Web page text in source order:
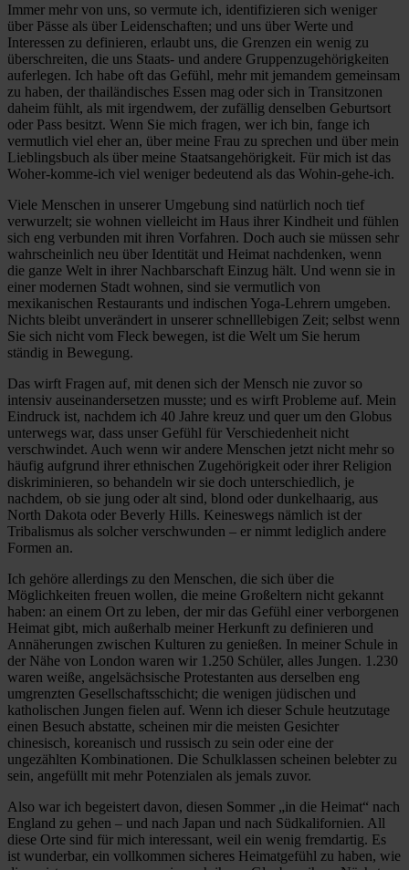
Immer mehr von uns, so vermute ich, identifizieren sich weniger
über Pässe als über Leidenschaften; und uns über Werte und
Interessen zu definieren, erlaubt uns, die Grenzen ein wenig zu
überschreiten, die uns Staats- und andere Gruppenzugehörigkeiten
auferlegen. Ich habe oft das Gefühl, mehr mit jemandem gemeinsam
zu haben, der thailändisches Essen mag oder sich in Transitzonen
daheim fühlt, als mit irgendwem, der zufällig denselben Geburtsort
oder Pass besitzt. Wenn Sie mich fragen, wer ich bin, fange ich
vermutlich viel eher an, über meine Frau zu sprechen und über mein
Lieblingsbuch als über meine Staatsangehörigkeit. Für mich ist das
Woher-komme-ich viel weniger bedeutend als das Wohin-gehe-ich.
Viele Menschen in unserer Umgebung sind natürlich noch tief
verwurzelt; sie wohnen vielleicht im Haus ihrer Kindheit und fühlen
sich eng verbunden mit ihren Vorfahren. Doch auch sie müssen sehr
wahrscheinlich neu über Identität und Heimat nachdenken, wenn
die ganze Welt in ihrer Nachbarschaft Einzug hält. Und wenn sie in
einer modernen Stadt wohnen, sind sie vermutlich von
mexikanischen Restaurants und indischen Yoga-Lehrern umgeben.
Nichts bleibt unverändert in unserer schnelllebigen Zeit; selbst wenn
Sie sich nicht vom Fleck bewegen, ist die Welt um Sie herum
ständig in Bewegung.
Das wirft Fragen auf, mit denen sich der Mensch nie zuvor so
intensiv auseinandersetzen musste; und es wirft Probleme auf. Mein
Eindruck ist, nachdem ich 40 Jahre kreuz und quer um den Globus
unterwegs war, dass unser Gefühl für Verschiedenheit nicht
verschwindet. Auch wenn wir andere Menschen jetzt nicht mehr so
häufig aufgrund ihrer ethnischen Zugehörigkeit oder ihrer Religion
diskriminieren, so behandeln wir sie doch unterschiedlich, je
nachdem, ob sie jung oder alt sind, blond oder dunkelhaarig, aus
North Dakota oder Beverly Hills. Keineswegs nämlich ist der
Tribalismus als solcher verschwunden – er nimmt lediglich andere
Formen an.
Ich gehöre allerdings zu den Menschen, die sich über die
Möglichkeiten freuen wollen, die meine Großeltern nicht gekannt
haben: an einem Ort zu leben, der mir das Gefühl einer verborgenen
Heimat gibt, mich außerhalb meiner Herkunft zu definieren und
Annäherungen zwischen Kulturen zu genießen. In meiner Schule in
der Nähe von London waren wir 1.250 Schüler, alles Jungen. 1.230
waren weiße, angelsächsische Protestanten aus derselben eng
umgrenzten Gesellschaftsschicht; die wenigen jüdischen und
katholischen Jungen fielen auf. Wenn ich dieser Schule heutzutage
einen Besuch abstatte, scheinen mir die meisten Gesichter
chinesisch, koreanisch und russisch zu sein oder eine der
ungezählten Kombinationen. Die Schulklassen scheinen belebter zu
sein, angefüllt mit mehr Potenzialen als jemals zuvor.
Also war ich begeistert davon, diesen Sommer „in die Heimat“ nach
England zu gehen – und nach Japan und nach Südkalifornien. All
diese Orte sind für mich interessant, weil ein wenig fremdartig. Es
ist wunderbar, ein vollkommen sicheres Heimatgefühl zu haben, wie